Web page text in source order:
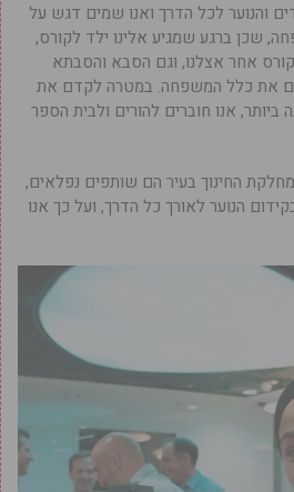
והנוער לכל הדרך ואנו שמים דגש על
שכן ברגע שמגיע אלינו ילד לקורס,
אחר אצלנו, וגם הסבא והסבתא
את כלל המשפחה. במטרה לקדם את
ביותר, אנו חוברים להורים ולבית הספר
החינוך בעיר הם שותפים נפלאים,
הנוער לאורך כל הדרך, ועל כך אנו